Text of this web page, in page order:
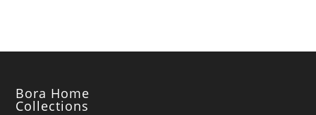
Bora Home
Collections